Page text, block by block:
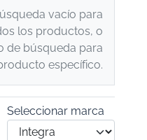
vacío para
los productos, o
de búsqueda para
específico.
Seleccionar marca